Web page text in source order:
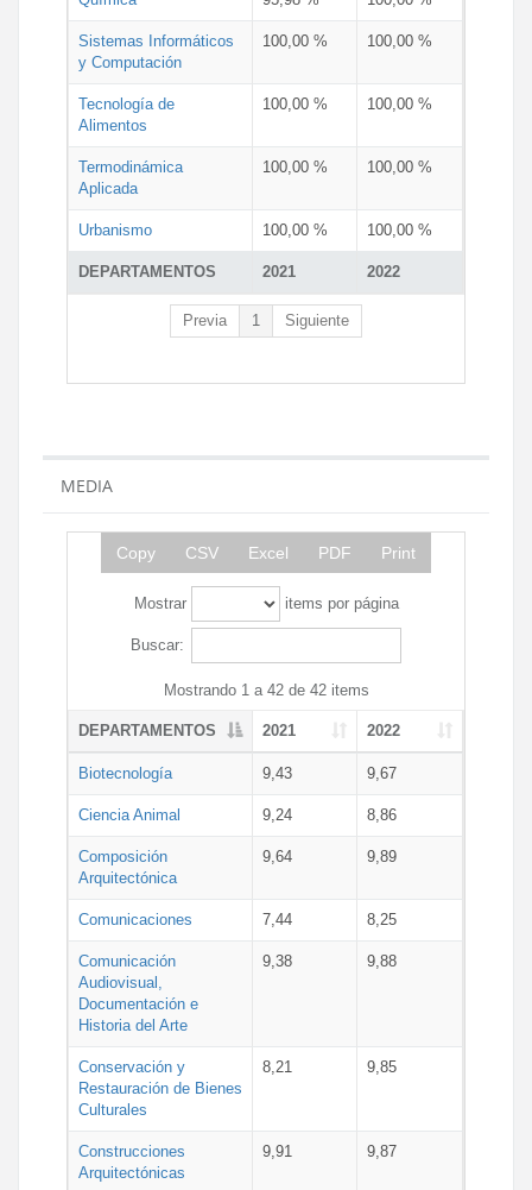
DEPARTAMENTOS 2021 2022
Sistemas Informáticos
y Computación
100,00 % 100,00 %
Tecnología de
Alimentos
100,00 % 100,00 %
Termodinámica
Aplicada
100,00 % 100,00 %
Urbanismo 100,00 % 100,00 %
Previa 1 Siguiente
MEDIA
Copy CSV Excel PDF Print
Mostrar items por página
Buscar:
Mostrando 1 a 42 de 42 items
DEPARTAMENTOS 2021 2022
Biotecnología 9,43 9,67
Ciencia Animal 9,24 8,86
Composición
Arquitectónica
9,64 9,89
Comunicaciones 7,44 8,25
Comunicación
Audiovisual,
Documentación e
Historia del Arte
9,38 9,88
Conservación y
Restauración de Bienes
Culturales
8,21 9,85
Construcciones
Arquitectónicas
9,91 9,87